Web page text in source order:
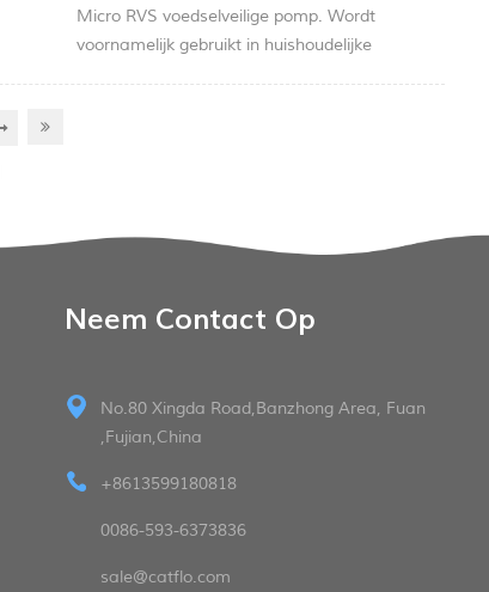
Micro RVS voedselveilige pomp. Wordt
voornamelijk gebruikt in huishoudelijke
Neem Contact Op
No.80 Xingda Road,Banzhong Area, Fuan
,Fujian,China
+8613599180818
0086-593-6373836
sale@catflo.com